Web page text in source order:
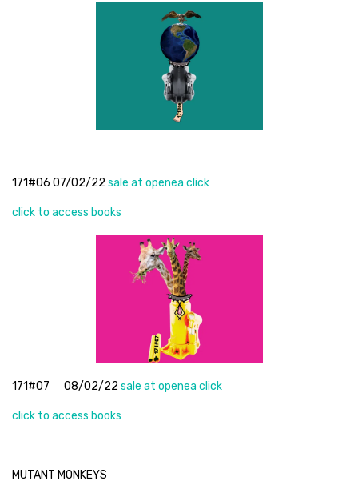
171#06 07/02/22 sale at openea click
click to access books
171#07 08/02/22 sale at openea click
click to access books
MUTANT MONKEYS